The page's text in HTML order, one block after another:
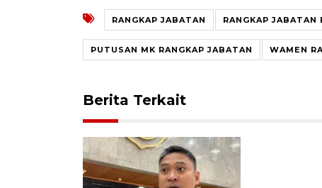
RANGKAP JABATAN RANGKAP JABATAN
PUTUSAN MK RANGKAP JABATAN WAMEN
Berita Terkait